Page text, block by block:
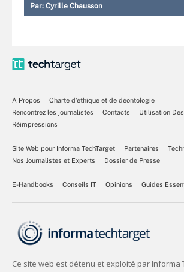
Par: Cyrille Chausson
À Propos
Charte d’éthique et de déontologie
Rencontrez les journalistes
Contacts
Utilisation
Réimpressions
Site Web pour Informa TechTarget Partenaires
Nos Journalistes et Experts
Dossier de Presse
E-Handbooks Conseils IT Opinions Guides